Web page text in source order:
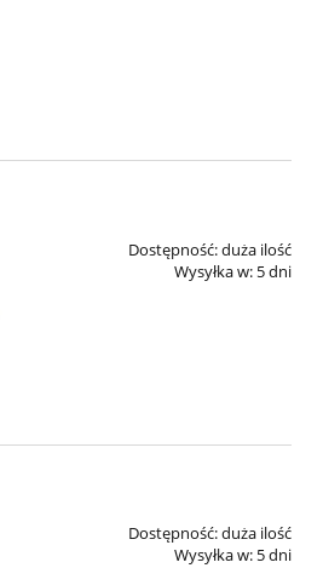
Dostępność:duża ilość
Wysyłka w: 5 dni
Dostępność:duża ilość
Wysyłka w: 5 dni